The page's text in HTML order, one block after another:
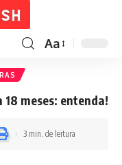
Aa
meses: entenda!
3 min. de leitura